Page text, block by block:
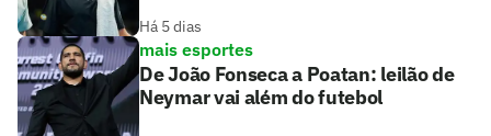
Há 5 dias
mais esportes
De João Fonseca a Poatan: leilão de
Neymar vai além do futebol